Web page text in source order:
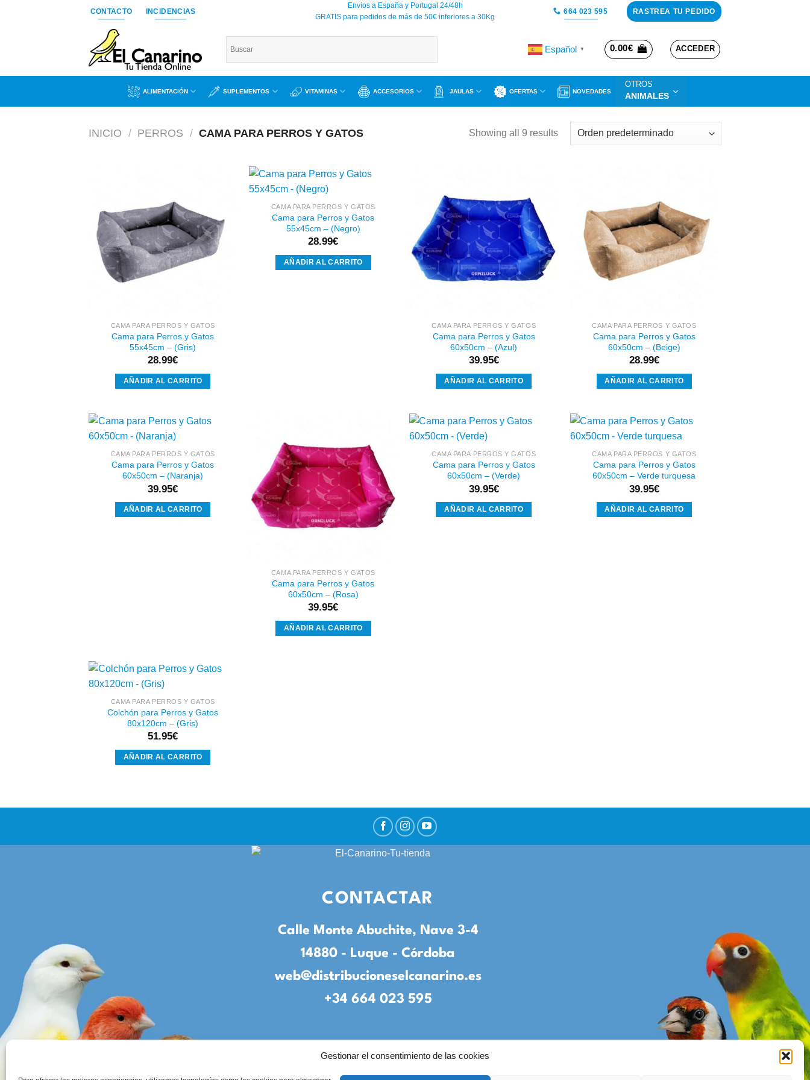
Gestionar el consentimiento de las cookies
CONTACTO INCIDENCIAS
Envíos a España y Portugal 24/48h
GRATIS para pedidos de más de 50€ inferiores a 30Kg
664 023 595 RASTREA TU PEDIDO
Español ▼ 0.00€ ACCEDER
ALIMENTACIÓN SUPLEMENTOS VITAMINAS ACCESORIOS JAULAS OFERTAS NOVEDADES
OTROS
ANIMALES
INICIO / PERROS / CAMA PARA PERROS Y GATOS Showing all 9 results
Añadir
a la
lista de
deseos
CAMA PARA PERROS Y GATOS
Cama para Perros y Gatos
55x45cm – (Gris)
28.99€
AÑADIR AL CARRITO
Añadir
CAMA PARA PERROS Y GATOS
Cama para Perros y Gatos
55x45cm – (Negro)
28.99€
AÑADIR AL CARRITO
Añadir
a la
lista de
deseos
CAMA PARA PERROS Y GATOS
Cama para Perros y Gatos
60x50cm – (Azul)
39.95€
AÑADIR AL CARRITO
Añadir
a la
lista de
deseos
CAMA PARA PERROS Y GATOS
Cama para Perros y Gatos
60x50cm – (Beige)
28.99€
AÑADIR AL CARRITO
Añadir
CAMA PARA PERROS Y GATOS
Cama para Perros y Gatos
60x50cm – (Naranja)
39.95€
AÑADIR AL CARRITO
Añadir
a la
lista de
deseos
CAMA PARA PERROS Y GATOS
Cama para Perros y Gatos
60x50cm – (Rosa)
39.95€
AÑADIR AL CARRITO
Añadir
CAMA PARA PERROS Y GATOS
Cama para Perros y Gatos
60x50cm – (Verde)
39.95€
AÑADIR AL CARRITO
Añadir
a la
CAMA PARA PERROS Y GATOS
Cama para Perros y Gatos
60x50cm – Verde turquesa
39.95€
AÑADIR AL CARRITO
Añadir
CAMA PARA PERROS Y GATOS
Colchón para Perros y Gatos
80x120cm – (Gris)
51.95€
AÑADIR AL CARRITO
CONTACTAR
Calle Monte Abuchite, Nave 3-4
14880 - Luque - Córdoba
web@distribucioneselcanarino.es
+34 664 023 595
Incidencias|Devoluciones |Condiciones generales